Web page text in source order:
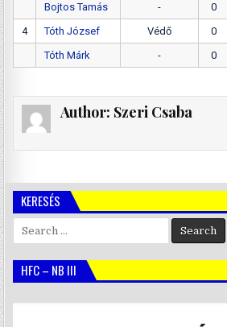
Bojtos Tamás - 0
4
Tóth József Védő 0
Tóth Márk
- 0
Author: Szeri Csaba
KERESÉS
Search
for:
HFC – NB III